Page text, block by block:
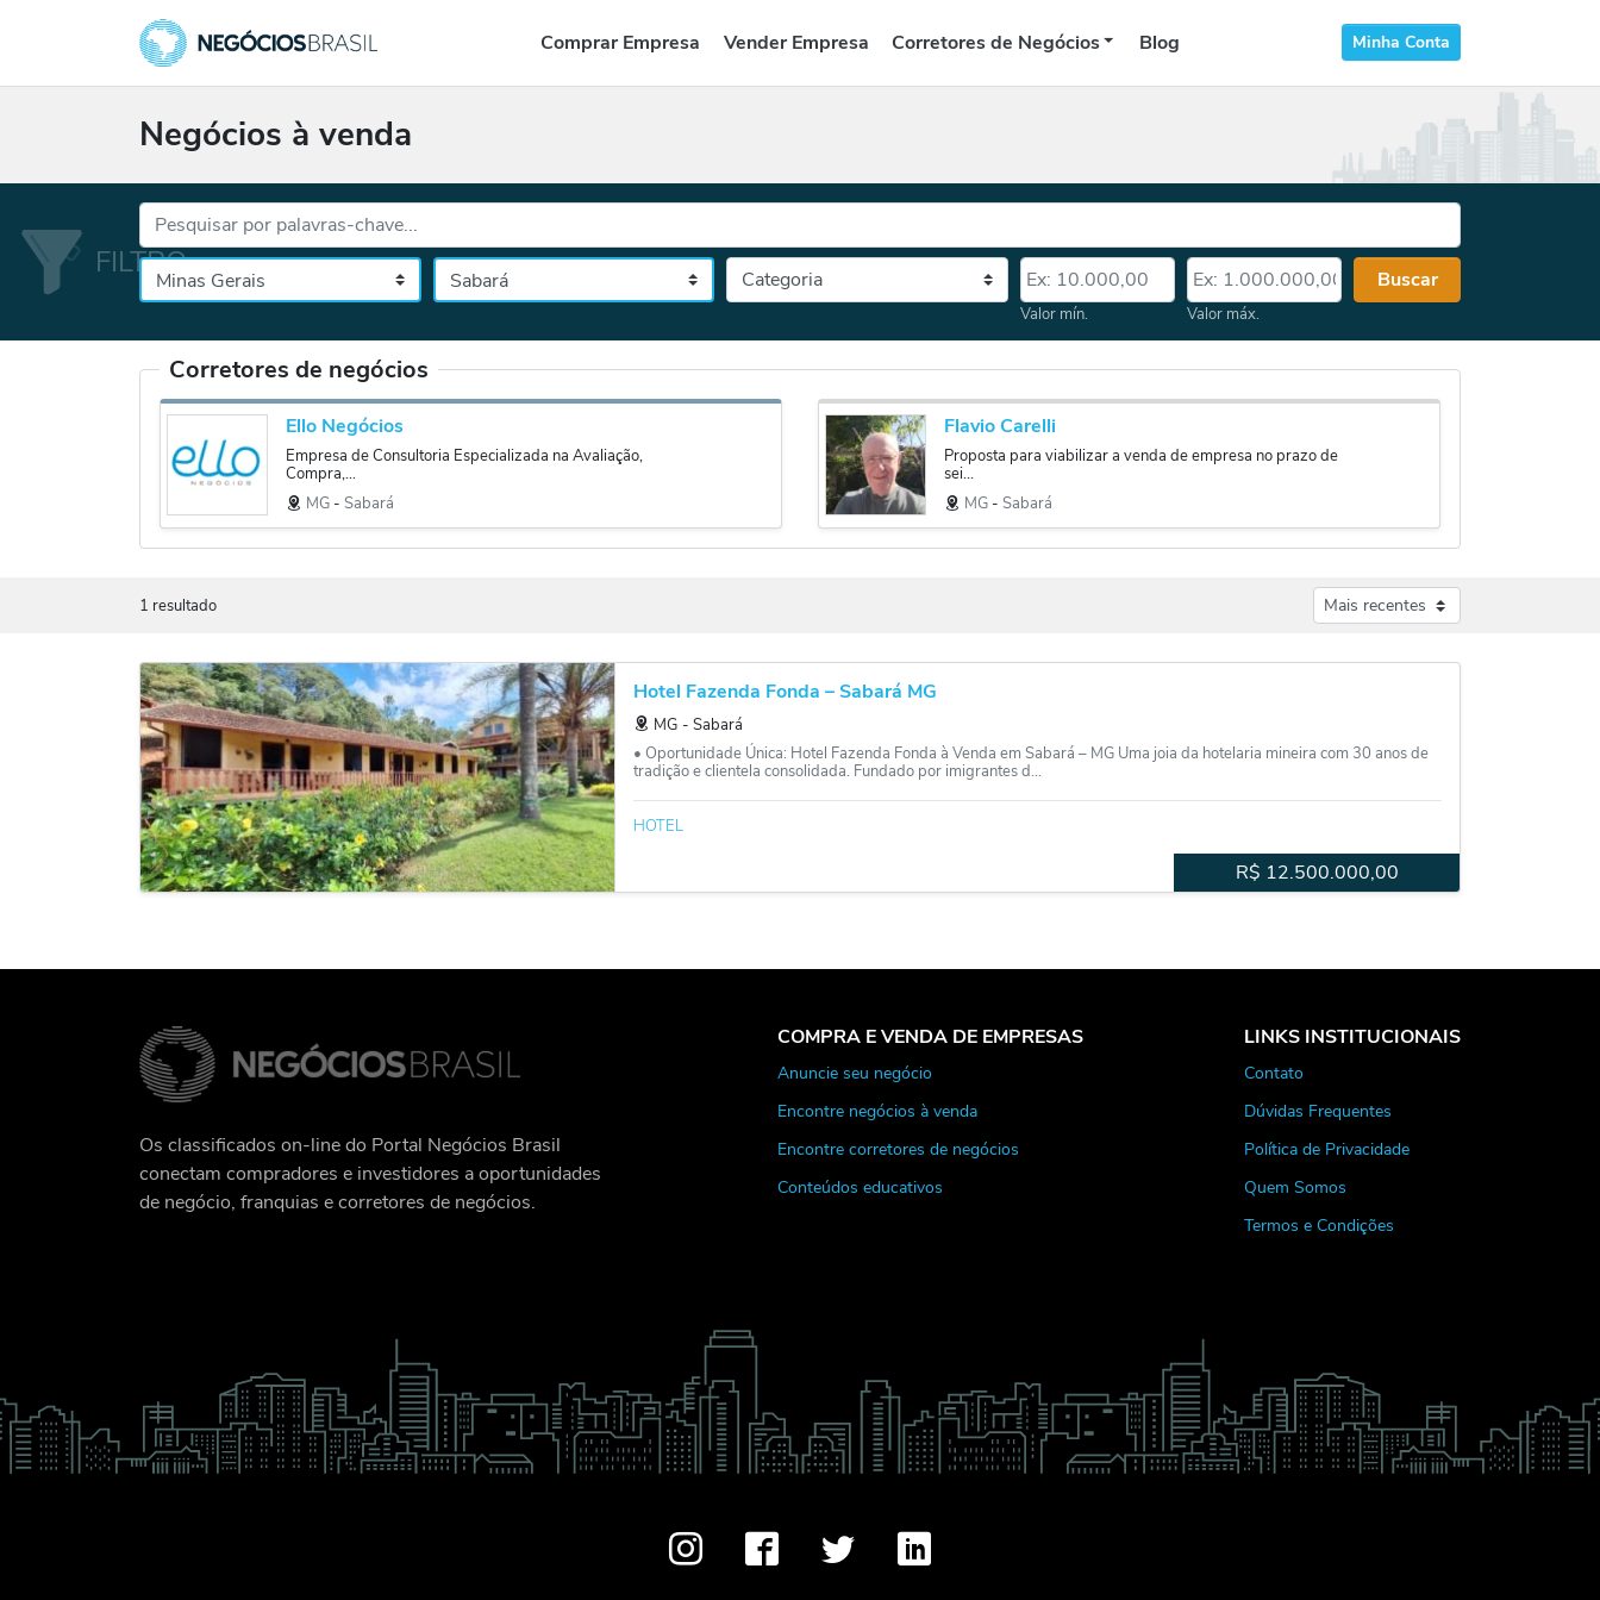
Comprar Empresa Vender Empresa Corretores de Negócios Blog Minha Conta
Negócios à venda
Palavras-chave...
Cidade
Selecione o estado, depois a cidade
Categoria Valor mín.
Valor mín.
Valor máx.
Valor máx.
Buscar
Corretores de negócios
Ello Negócios
Empresa de Consultoria Especializada na Avaliação,
Compra,...
MG ‐ Sabará
Flavio Carelli
Proposta para viabilizar a venda de empresa no prazo de
sei...
MG ‐ Sabará
1 resultado
Hotel Fazenda Fonda – Sabará MG
MG ‐ Sabará
• Oportunidade Única: Hotel Fazenda Fonda à Venda em Sabará – MG Uma joia da hotelaria mineira com 30 anos de
tradição e clientela consolidada. Fundado por imigrantes d...
HOTEL
R$ 12.500.000,00
Os classificados on-line do Portal Negócios Brasil
conectam compradores e investidores a oportunidades
de negócio, franquias e corretores de negócios.
COMPRA E VENDA DE EMPRESAS
Anuncie seu negócio
Encontre negócios à venda
Encontre corretores de negócios
Conteúdos educativos
LINKS INSTITUCIONAIS
Contato
Dúvidas Frequentes
Política de Privacidade
Quem Somos
Termos e Condições